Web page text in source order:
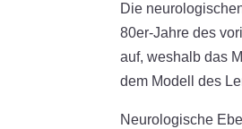
Die
80er-Jahre des
auf, weshalb das
dem Modell des
Neurologische